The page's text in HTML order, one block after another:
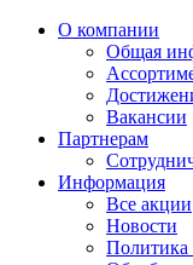
О компании
Общая
Вакансии
Партнерам
Информация
Все акции
Новости
Политика